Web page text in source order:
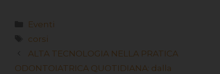
Eventi
corsi
ALTA TECNOLOGIA NELLA PRATICA
ODONTOIATRICA QUOTIDIANA: dalla